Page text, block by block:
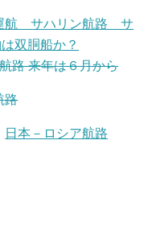
航 サハリン航路 サ
双胴船か？
路 来年は６月から
路
日本－ロシア航路